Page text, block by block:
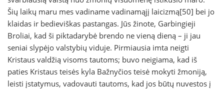
Šių laikų maru mes vadiname vadinamąjį laicizmą[50] bei jo
klaidas ir bedieviškas pastangas. Jūs žinote, Garbingieji
Broliai, kad ši piktadarybė brendo ne vieną dieną – ji jau
seniai slypėjo valstybių viduje. Pirmiausia imta neigti
Kristaus valdžią visoms tautoms; buvo neigiama, kad iš
paties Kristaus teisės kyla Bažnyčios teisė mokyti žmoniją,
leisti įstatymus, vadovauti tautoms, kad jos būtų nuvestos į